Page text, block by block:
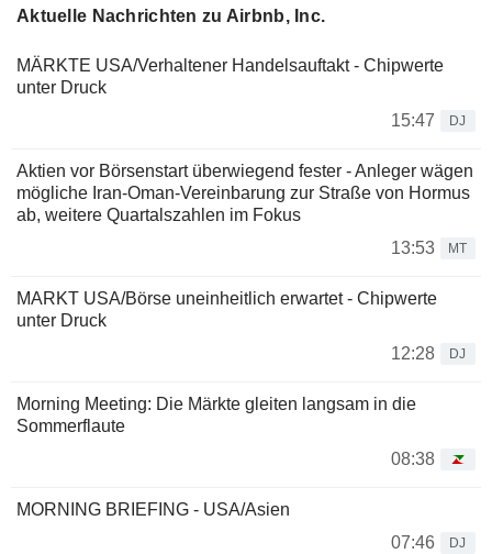
Aktuelle Nachrichten zu Airbnb, Inc.
MÄRKTE USA/Verhaltener Handelsauftakt - Chipwerte
unter Druck
15:47
DJ
Aktien vor Börsenstart überwiegend fester - Anleger wägen
mögliche Iran-Oman-Vereinbarung zur Straße von Hormus
ab, weitere Quartalszahlen im Fokus
13:53
MT
MARKT USA/Börse uneinheitlich erwartet - Chipwerte
unter Druck
12:28
DJ
Morning Meeting: Die Märkte gleiten langsam in die
Sommerflaute
08:38
MORNING BRIEFING - USA/Asien
07:46
DJ